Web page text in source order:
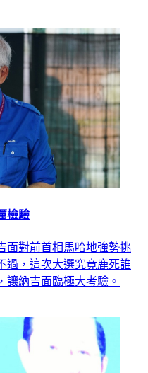
檢驗
面對前首相馬哈地強勢挑
過，這次大選究竟鹿死誰
讓納吉面臨極大考驗。